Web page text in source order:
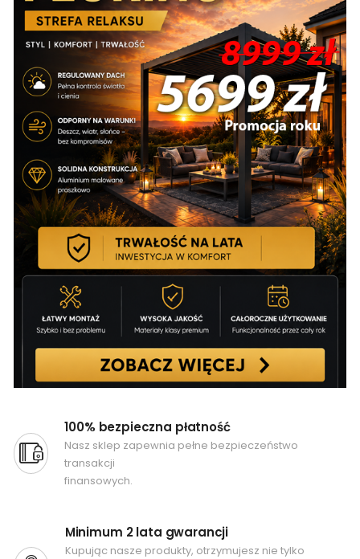
100% bezpieczna płatność
Nasz sklep zapewnia pełne bezpieczeństwo
transakcji
finansowych.
Minimum 2 lata gwarancji
Kupując nasze produkty, otrzymujesz nie tylko